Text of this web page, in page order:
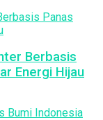
Berbasis
Energi Hijau